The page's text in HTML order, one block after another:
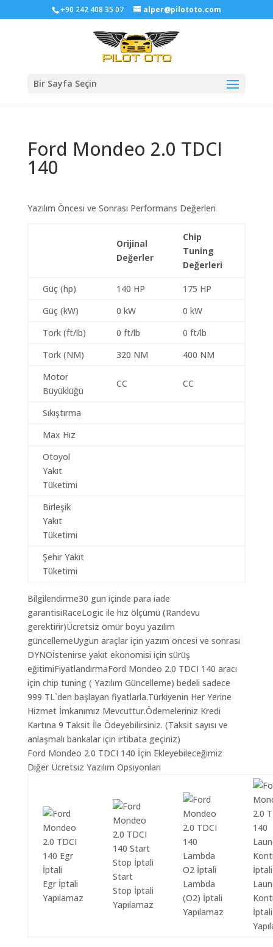
+90 242 408 35 07 alper@pilototo.com
Bir Sayfa Seçin
Ford Mondeo 2.0 TDCI
140
Yazılım Öncesi ve Sonrası Performans Değerleri
Orijinal
Değerler
Chip
Tuning
Değerleri
Güç (hp) 140 HP
175 HP
Güç (kW)
0 kW
0 kW
Tork (ft/lb)
0 ft/lb
0 ft/lb
Tork (NM)
320 NM
400 NM
Motor
Büyüklüğü
CC CC
Sıkıştırma
Max Hız
Otoyol
Yakıt
Tüketimi
Birleşik
Yakıt
Tüketimi
Şehir Yakıt
Tüketimi
Bilgilendirme30 gun içinde para iade
garantisiRaceLogic ile hız ölçümü (Randevu
gerektirir)Ücretsiz ömür boyu yazılım
güncellemeUygun araçlar için yazım öncesi ve sonrası
DYNOİstenirse yakıt ekonomisi için sürüş
eğitimiFiyatlandırmaFord Mondeo 2.0 TDCI 140 aracı
için chip tuning ( Yazılım Güncelleme) bedeli sadece
999 TL`den başlayan fiyatlarla.Türkiyenin Her Yerine
Hizmet İmkanımız Mevcuttur.Ödemeleriniz Kredi
Kartına 9 Taksit İle Ödeyebilirsiniz. (Taksit sayısı ve
anlaşmalı bankalar için irtibata geçiniz)
Ford Mondeo 2.0 TDCI 140 İçin Ekleyebileceğimiz
Diğer Ücretsiz Yazılım Opsiyonları
Egr İptali
Yapılamaz
Start
Stop İptali
Yapılamaz
Lambda
(O2) İptali
Yapılamaz
İptali